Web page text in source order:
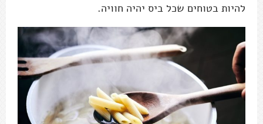
להיות בטוחים שכל ביס יהיה חוויה.